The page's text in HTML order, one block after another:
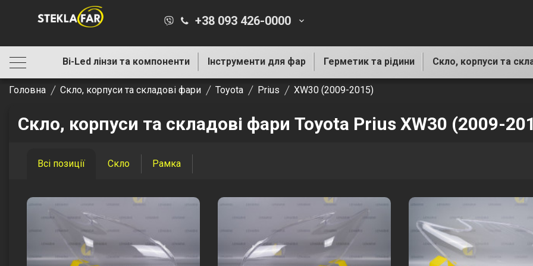
+38 093 426-0000 keyboard_arrow_down
Bi-Led лінзи та компоненти Інструменти для фар Герметик та рідини Скло, корпуси та
Головна Скло, корпуси та складові фари Toyota Prius XW30 (2009-2015)
Скло, корпуси та складові фари Toyota Prius XW30 (2009-
Всі позиції Скло Рамка